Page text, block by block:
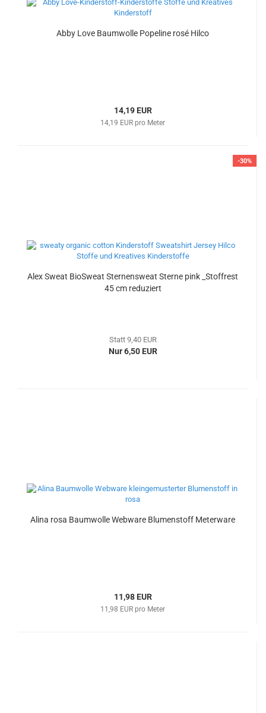
Abby Love Baumwolle Popeline rosé Hilco
14,19 EUR
14,19 EUR pro Meter
-30%
Alex Sweat BioSweat Sternensweat Sterne pink _Stoffrest
45 cm reduziert
Statt 9,40 EUR
Nur 6,50 EUR
Alina rosa Baumwolle Webware Blumenstoff Meterware
11,98 EUR
11,98 EUR pro Meter